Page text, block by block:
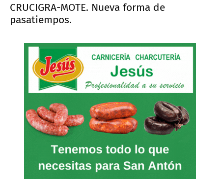
CRUCIGRA-MOTE. Nueva forma de
pasatiempos.